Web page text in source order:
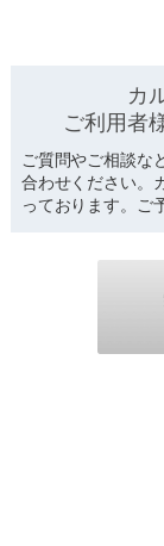
カ
ご利用者
ご質問やご相談な
合わせください。
っております。ご